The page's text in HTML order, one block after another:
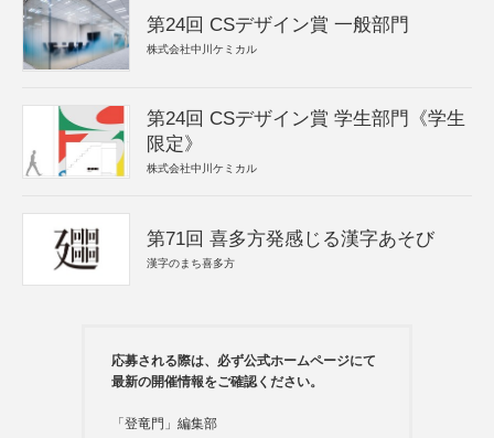
第24回 CSデザイン賞 一般部門
株式会社中川ケミカル
第24回 CSデザイン賞 学生部門《学生
限定》
株式会社中川ケミカル
第71回 喜多方発感じる漢字あそび
漢字のまち喜多方
応募される際は、必ず公式ホームページにて
最新の開催情報をご確認ください。
「登竜門」編集部